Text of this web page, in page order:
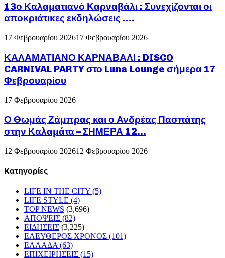
13ο Καλαματιανό Καρναβάλι : Συνεχίζονται οι
αποκριάτικες εκδηλώσεις ….
17 Φεβρουαρίου 202617 Φεβρουαρίου 2026
ΚΑΛΑΜΑΤΙΑΝΟ ΚΑΡΝΑΒΑΛΙ : DISCO
CARNIVAL PARTY στο Luna Lounge σήμερα 17
Φεβρουαρίου
17 Φεβρουαρίου 2026
Ο Θωμάς Ζάμπρας και ο Ανδρέας Πασπάτης
στην Καλαμάτα – ΣΗΜΕΡΑ 12...
12 Φεβρουαρίου 202612 Φεβρουαρίου 2026
Kατηγορίες
LIFE IN THE CITY (5)
LIFE STYLE (4)
TOP NEWS (3,696)
ΑΠΟΨΕΙΣ (82)
ΕΙΔΗΣΕΙΣ (3,225)
ΕΛΕΥΘΕΡΟΣ ΧΡΟΝΟΣ (101)
ΕΛΛΑΔΑ (63)
ΕΠΙΧΕΙΡΗΣΕΙΣ (15)